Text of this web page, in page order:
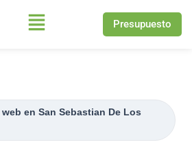
Presupuesto
en San Sebastian De Los